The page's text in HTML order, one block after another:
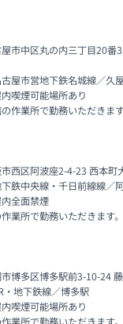
市中区丸の内三丁目20番
屋市営地下鉄名城線／久
喫煙可能場所あり
作業所で勤務いただきます
西区阿波座2-4-23 西本町
鉄中央線・千日前線線／
全面禁煙
業所で勤務いただきます。
博多区博多駅前3-10-24
地下鉄線／博多駅
喫煙可能場所あり